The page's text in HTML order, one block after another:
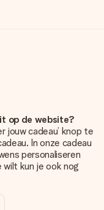
op de website?
jouw cadeau’ knop te
In onze cadeau
personaliseren
kun je ook nog